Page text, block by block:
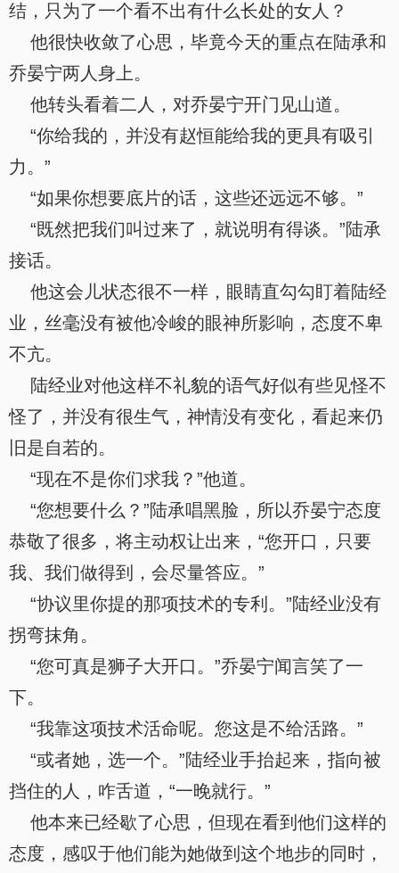
结，只为了一个看不出有什么长处的女人？
他很快收敛了心思，毕竟今天的重点在陆承和
乔晏宁两人身上。
他转头看着二人，对乔晏宁开门见山道。
“你给我的，并没有赵恒能给我的更具有吸引
力。”
“如果你想要底片的话，这些还远远不够。”
“既然把我们叫过来了，就说明有得谈。”陆承
接话。
他这会儿状态很不一样，眼睛直勾勾盯着陆经
业，丝毫没有被他冷峻的眼神所影响，态度不卑
不亢。
陆经业对他这样不礼貌的语气好似有些见怪不
怪了，并没有很生气，神情没有变化，看起来仍
旧是自若的。
“现在不是你们求我？”他道。
“您想要什么？”陆承唱黑脸，所以乔晏宁态度
恭敬了很多，将主动权让出来，“您开口，只要
我、我们做得到，会尽量答应。”
“协议里你提的那项技术的专利。”陆经业没有
拐弯抹角。
“您可真是狮子大开口。”乔晏宁闻言笑了一
下。
“我靠这项技术活命呢。您这是不给活路。”
“或者她，选一个。”陆经业手抬起来，指向被
挡住的人，咋舌道，“一晚就行。”
他本来已经歇了心思，但现在看到他们这样的
态度，感叹于他们能为她做到这个地步的同时，